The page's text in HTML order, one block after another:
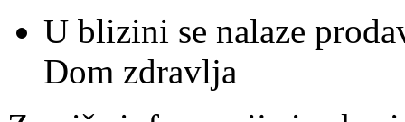
U blizini se nalaze
Dom zdravlja